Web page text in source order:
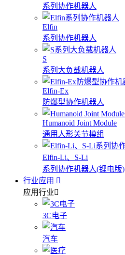
系列协作机器人
Elfin
系列协作机器人
S
系列大负载机器人
Elfin-Ex
防爆型协作机器人
Humanoid Joint Module
通用人形关节模组
Elfin-Li、S-Li
系列协作机器人(锂电版)
行业应用
应用行业
3C电子
汽车